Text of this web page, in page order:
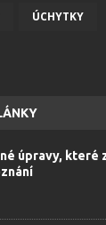
ÚCHYTKY
úpravy, které